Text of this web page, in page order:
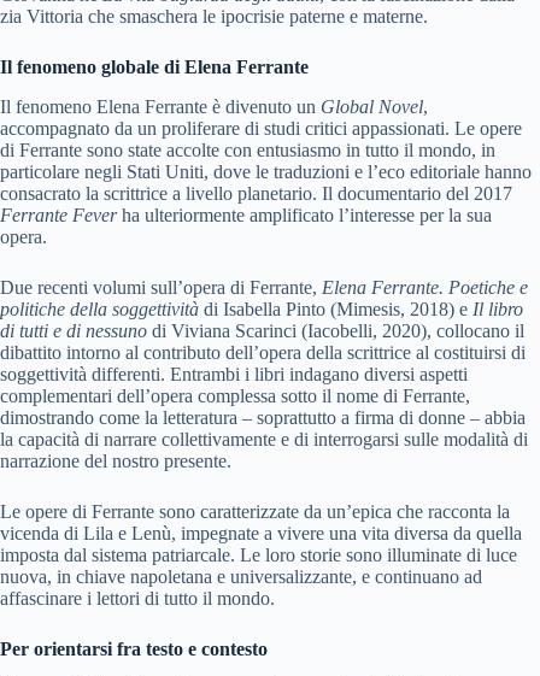
zia Vittoria che smaschera le ipocrisie paterne e materne.
Il fenomeno globale di Elena Ferrante
Il fenomeno Elena Ferrante è divenuto un Global Novel,
accompagnato da un proliferare di studi critici appassionati. Le opere
di Ferrante sono state accolte con entusiasmo in tutto il mondo, in
particolare negli Stati Uniti, dove le traduzioni e l’eco editoriale hanno
consacrato la scrittrice a livello planetario. Il documentario del 2017
Ferrante Feverha ulteriormente amplificato l’interesse per la sua
opera.
Due recenti volumi sull’opera di Ferrante, Elena Ferrante. Poetiche e
politiche della soggettività di Isabella Pinto (Mimesis, 2018) e Il libro
di tutti e di nessuno di Viviana Scarinci (Iacobelli, 2020), collocano il
dibattito intorno al contributo dell’opera della scrittrice al costituirsi di
soggettività differenti. Entrambi i libri indagano diversi aspetti
complementari dell’opera complessa sotto il nome di Ferrante,
dimostrando come la letteratura – soprattutto a firma di donne – abbia
la capacità di narrare collettivamente e di interrogarsi sulle modalità di
narrazione del nostro presente.
Le opere di Ferrante sono caratterizzate da un’epica che racconta la
vicenda di Lila e Lenù, impegnate a vivere una vita diversa da quella
imposta dal sistema patriarcale. Le loro storie sono illuminate di luce
nuova, in chiave napoletana e universalizzante, e continuano ad
affascinare i lettori di tutto il mondo.
Per orientarsi fra testo e contesto